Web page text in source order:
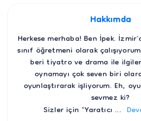
Hakkımda
Herkese merhaba! Ben İpek.
sınıf öğretmeni olarak
beri tiyatro ve drama ile
oynamayı çok seven biri
oyunlaştırarak işliyorum. Eh,
sevmez ki?
Sizler için "Yaratıcı ...